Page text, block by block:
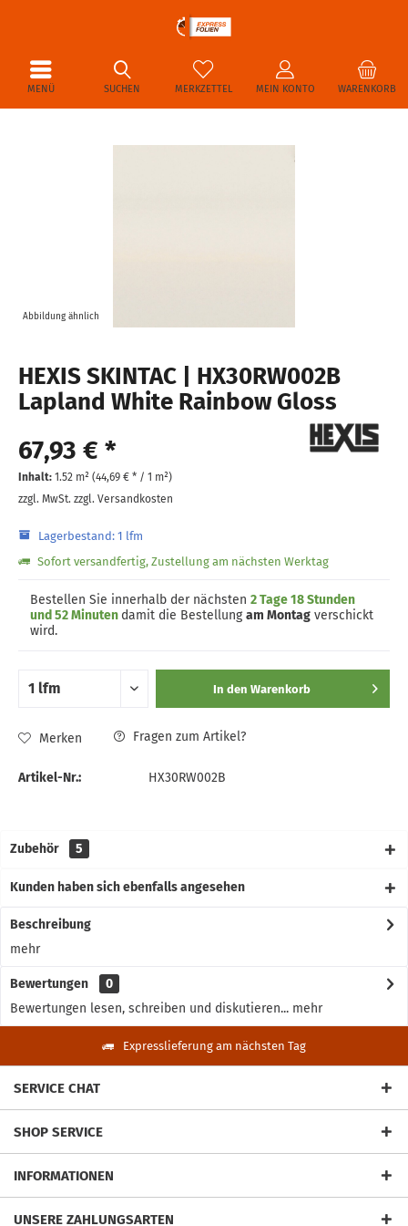
MENÜ WARENKORB
MERKZETTEL MEIN KONTO
SUCHEN
Abbildung ähnlich
HEXIS SKINTAC | HX30RW002B
Lapland White Rainbow Gloss
67,93 € *
Inhalt: 1.52 m² (44,69 € * / 1 m²)
zzgl. MwSt. zzgl. Versandkosten
Lagerbestand: 1 lfm
Sofort versandfertig, Zustellung am nächsten Werktag
Bestellen Sie innerhalb der nächsten 2 Tage 18 Stunden
und 52 Minuten damit die Bestellungam Montag verschickt
wird.
In den Warenkorb
Merken Fragen zum Artikel?
Artikel-Nr.: HX30RW002B
Zubehör 5
Kunden haben sich ebenfalls angesehen
Beschreibung
mehr
Bewertungen
0
Bewertungen lesen, schreiben und diskutieren... mehr
Expresslieferung am nächsten Tag
SERVICE CHAT
SHOP SERVICE
INFORMATIONEN
UNSERE ZAHLUNGSARTEN